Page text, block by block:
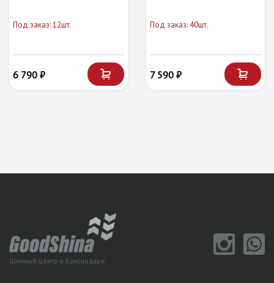
Под заказ: 12шт.
6 790 ₽
Под заказ: 40шт.
7 590 ₽
Шинный центр в Краснодаре